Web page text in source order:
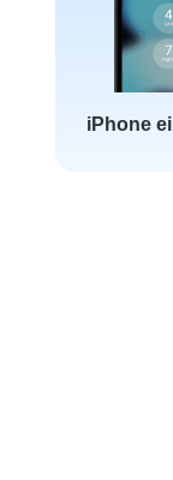
iPhone